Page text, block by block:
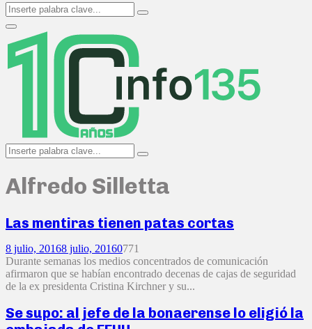
Search
for:
Search
Primary
Menu
Search
for:
Search
Alfredo Silletta
Las mentiras tienen patas cortas
8 julio, 20168 julio, 20160771
Durante semanas los medios concentrados de comunicación
afirmaron que se habían encontrado decenas de cajas de seguridad
de la ex presidenta Cristina Kirchner y su...
Se supo: al jefe de la bonaerense lo eligió la